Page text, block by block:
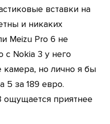
вставки на
и никаких
Meizu Pro 6 не
Nokia 3 у него
но лично я бы
5 за 189 евро.
ощущается приятнее